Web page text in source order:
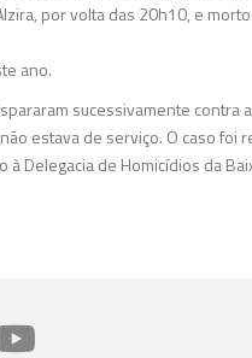
por volta das 20h10, e
ano.
sucessivamente contra
estava de serviço. O caso foi
Delegacia de Homicídios da